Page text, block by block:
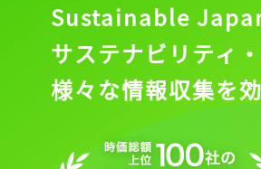
Sustainable Japan
サステナビリティ
様々な情報収集を